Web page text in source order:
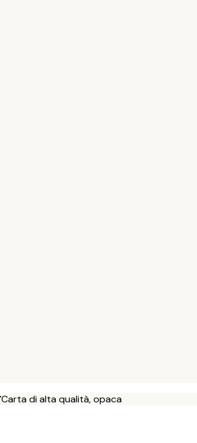
Carta di alta qualità, opaca